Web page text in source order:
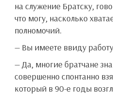
на служение Братску,
что могу, насколько
полномочий.
— Вы имеете ввиду
— Да, многие братчане
совершенно спонтанно
который в 90-е годы